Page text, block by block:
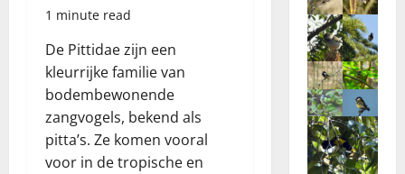
1 minute read
De Pittidae zijn een
kleurrijke familie van
bodembewonende
zangvogels, bekend als
pitta’s. Ze komen vooral
voor in de tropische en